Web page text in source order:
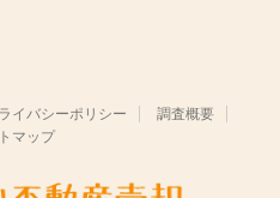
イバシーポリシー
調査概要
マップ